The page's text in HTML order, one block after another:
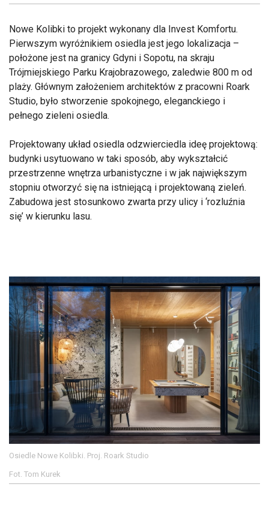
Nowe Kolibki to projekt wykonany dla Invest Komfortu.
Pierwszym wyróżnikiem osiedla jest jego lokalizacja –
położone jest na granicy Gdyni i Sopotu, na skraju
Trójmiejskiego Parku Krajobrazowego, zaledwie 800 m od
plaży. Głównym założeniem architektów z pracowni Roark
Studio, było stworzenie spokojnego, eleganckiego i
pełnego zieleni osiedla.
Projektowany układ osiedla odzwierciedla ideę projektową:
budynki usytuowano w taki sposób, aby wykształcić
przestrzenne wnętrza urbanistyczne i w jak największym
stopniu otworzyć się na istniejącą i projektowaną zieleń.
Zabudowa jest stosunkowo zwarta przy ulicy i ‘rozluźnia
się’ w kierunku lasu.
Osiedle Nowe Kolibki. Proj. Roark Studio
Fot. Tom Kurek